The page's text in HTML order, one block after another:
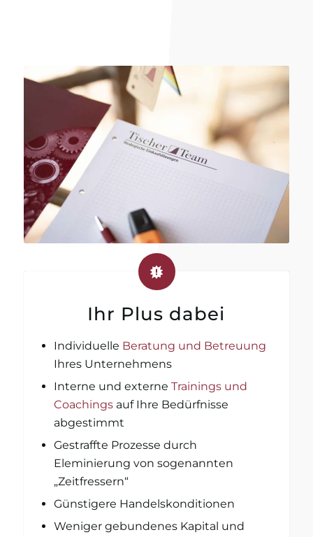
Ihr Plus dabei
Individuelle Beratung und Betreuung
Ihres Unternehmens
Interne und externe Trainings und
Coachingsauf Ihre Bedürfnisse
abgestimmt
Gestraffte Prozesse durch
Eleminierung von sogenannten
„Zeitfressern“
Günstigere Handelskonditionen
Weniger gebundenes Kapital und